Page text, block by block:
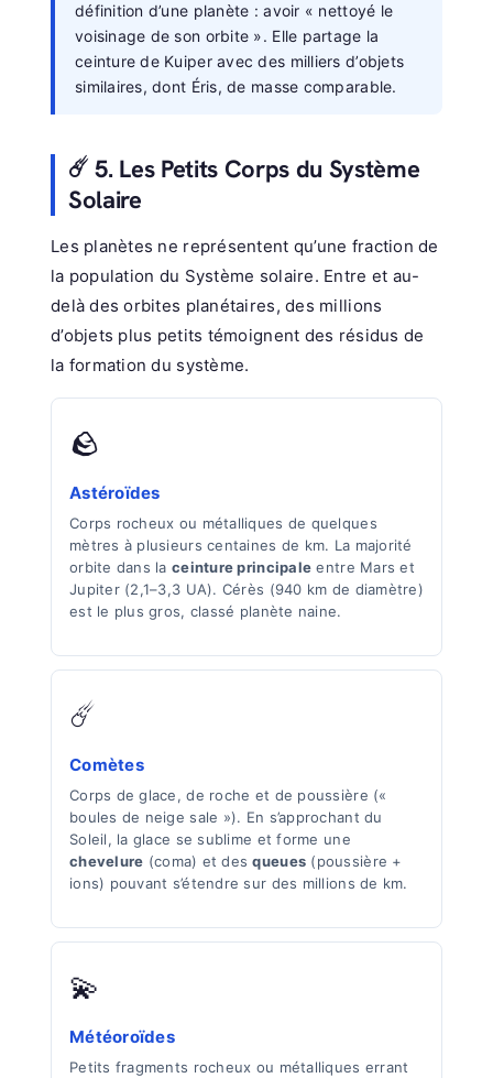
définition d’une planète : avoir « nettoyé le
voisinage de son orbite ». Elle partage la
ceinture de Kuiper avec des milliers d’objets
similaires, dont Éris, de masse comparable.
☄️ 5. Les Petits Corps du Système
Solaire
Les planètes ne représentent qu’une fraction de
la population du Système solaire. Entre et au-
delà des orbites planétaires, des millions
d’objets plus petits témoignent des résidus de
la formation du système.
🪨
Astéroïdes
Corps rocheux ou métalliques de quelques
mètres à plusieurs centaines de km. La majorité
orbite dans laceinture principale entre Mars et
Jupiter (2,1–3,3 UA). Cérès (940 km de diamètre)
est le plus gros, classé planète naine.
☄️
Comètes
Corps de glace, de roche et de poussière («
boules de neige sale »). En s’approchant du
Soleil, la glace se sublime et forme une
chevelure (coma) et desqueues (poussière +
ions) pouvant s’étendre sur des millions de km.
💫
Météoroïdes
Petits fragments rocheux ou métalliques errant